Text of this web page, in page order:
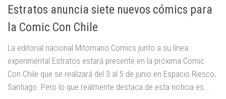
Estratos anuncia siete nuevos cómics para
la Comic Con Chile
La editorial nacional Mitomano Comics junto a su línea
experimental Estratos estará presente en la próxima Comic
Con Chile que se realizará del 3 al 5 de junio en Espacio Riesco,
Santiago. Pero lo que realmente destaca de esta noticia es...